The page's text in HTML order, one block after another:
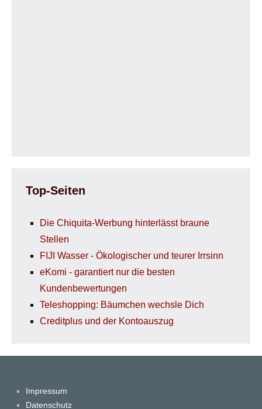
Top-Seiten
Die Chiquita-Werbung hinterlässt braune
Stellen
FIJI Wasser - Ökologischer und teurer Irrsinn
eKomi - garantiert nur die besten
Kundenbewertungen
Teleshopping: Bäumchen wechsle Dich
Creditplus und der Kontoauszug
Impressum
Datenschutz